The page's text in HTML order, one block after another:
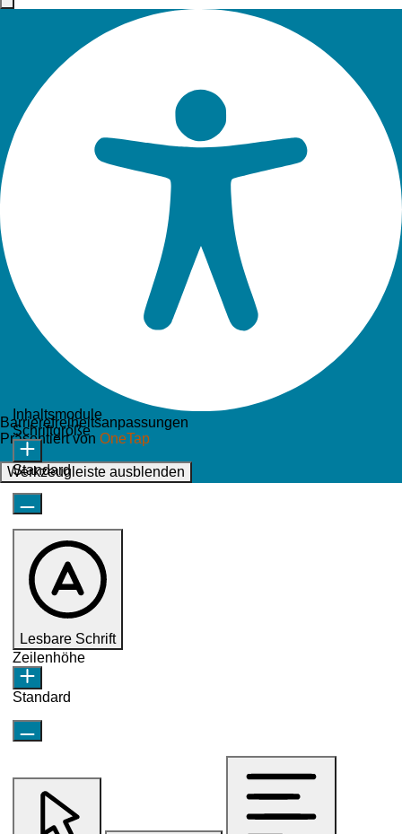
Barrierefreiheitsanpassungen
Präsentiert von OneTap
Werkzeugleiste ausblenden
Inhaltsmodule
Schriftgröße
Standard
Lesbare Schrift
Zeilenhöhe
Standard